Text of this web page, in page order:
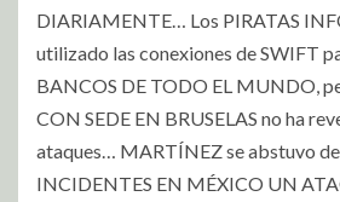
DIARIAMENTE… Los PIRATAS
utilizado las conexiones de SWIFT
BANCOS DE TODO EL MUNDO,
CON SEDE EN BRUSELAS no ha
ataques… MARTÍNEZ se abstuvo
INCIDENTES EN MÉXICO UN